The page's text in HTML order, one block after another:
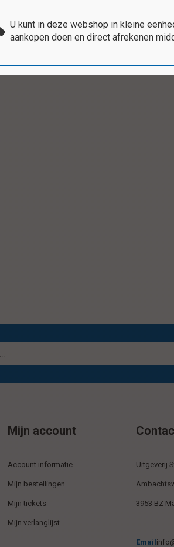
Mijn account
Account informatie
Mijn bestellingen
Mijn tickets
Mijn verlanglijst
Uitgeverij
3953 BZ
Email
U kunt in deze webshop in kleine
aankopen doen en direct afrekenen